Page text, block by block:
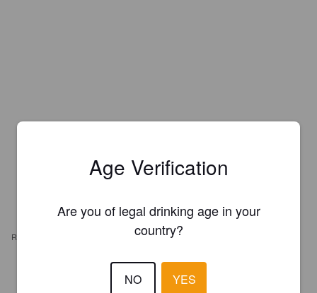
REVIEWS
SÉBASTIEN R
@ IGA Marché des Oiseaux
Age Verification
Are you of legal drinking age in your
country?
NO YES